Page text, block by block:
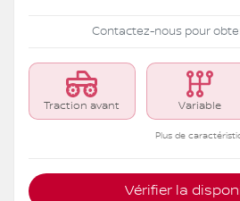
Contactez-nous pour
Traction avant Variable
Plus de
Vérifier la